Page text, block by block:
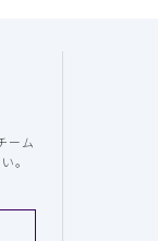
ーム
。